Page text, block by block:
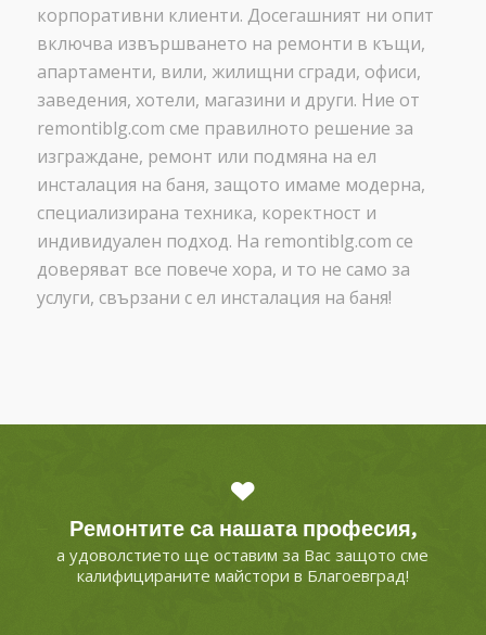
корпоративни клиенти. Досегашният ни опит
включва извършването на ремонти в къщи,
апартаменти, вили, жилищни сгради, офиси,
заведения, хотели, магазини и други. Ние от
remontiblg.com сме правилното решение за
изграждане, ремонт или подмяна на ел
инсталация на баня, защото имаме модерна,
специализирана техника, коректност и
индивидуален подход. На remontiblg.com се
доверяват все повече хора, и то не само за
услуги, свързани с ел инсталация на баня!
Ремонтите са нашата професия,
а удоволстието ще оставим за Вас защото сме
калифицираните майстори в Благоевград!